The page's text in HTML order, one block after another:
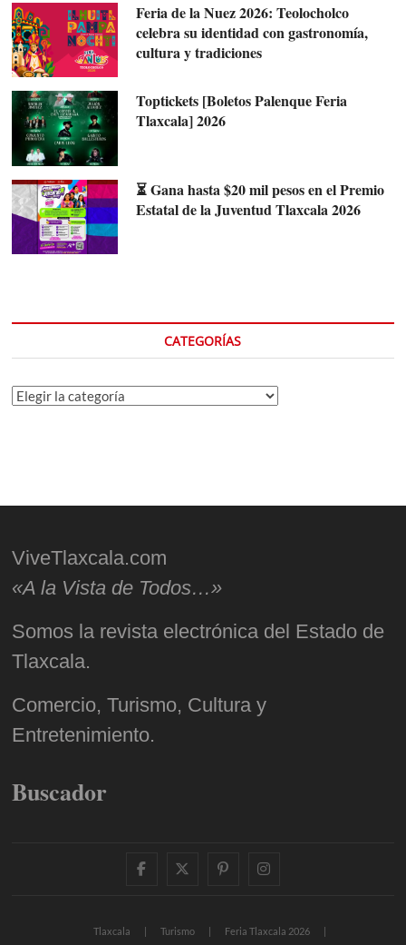
Feria de la Nuez 2026: Teolocholco
celebra su identidad con gastronomía,
cultura y tradiciones
Toptickets [Boletos Palenque Feria
Tlaxcala] 2026
⏳ Gana hasta $20 mil pesos en el Premio
Estatal de la Juventud Tlaxcala 2026
CATEGORÍAS
Categorías
ViveTlaxcala.com
«A la Vista de Todos…»
Somos la revista electrónica del Estado de
Tlaxcala.
Comercio, Turismo, Cultura y
Entretenimiento.
Buscador
facebooktwitter
pinterestinstagram
Tlaxcala Turismo
Feria Tlaxcala 2026